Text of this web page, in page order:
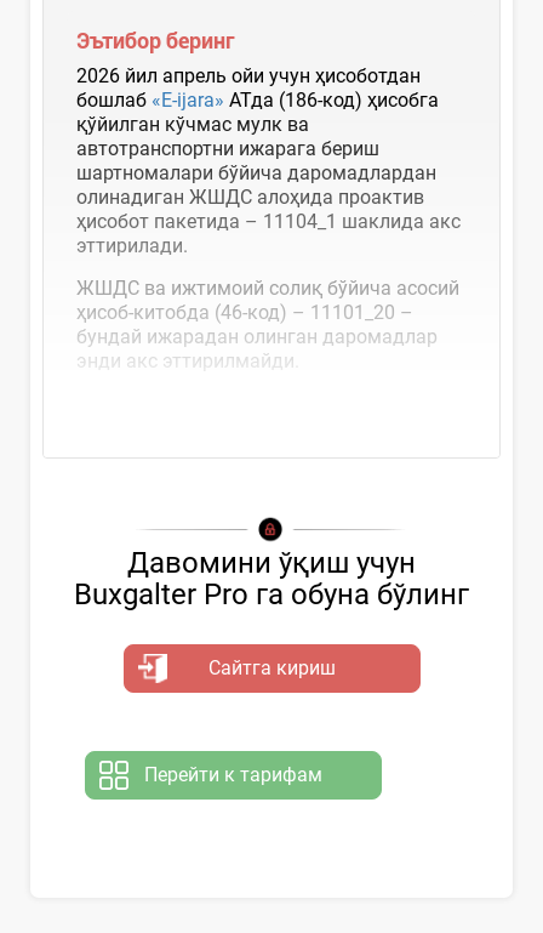
Эътибор беринг
2026 йил апрель ойи учун ҳисоботдан
бошлаб «E-ijara» АТда (186-код) ҳисобга
қўйилган кўчмас мулк ва
автотранспортни ижарага бериш
шартномалари бўйича даромадлардан
олинадиган ЖШДС алоҳида проактив
ҳисобот пакетида – 11104_1 шаклида акс
эттирилади.
ЖШДС ва ижтимоий солиқ бўйича асосий
ҳисоб-китобда (46-код) – 11101_20 –
бундай ижарадан олинган даромадлар
энди акс эттирилмайди.
Давомини ўқиш учун
Buxgalter Pro га обуна бўлинг
Сайтга кириш
Перейти к тарифам